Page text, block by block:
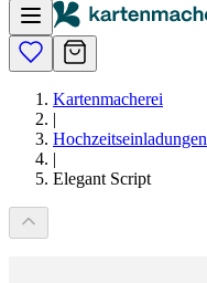
Kartenmacherei
|
Hochzeitseinladungen
|
Elegant Script